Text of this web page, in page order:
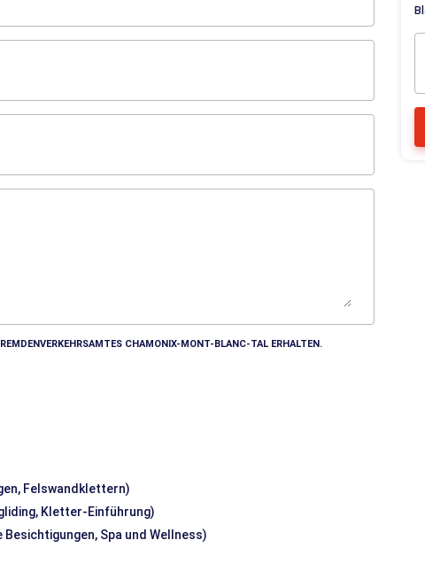
CHAMONIX-MONT-BLANC-TAL ERHALTEN.
Felswandklettern)
Kletter-Einführung)
Spa und Wellness)